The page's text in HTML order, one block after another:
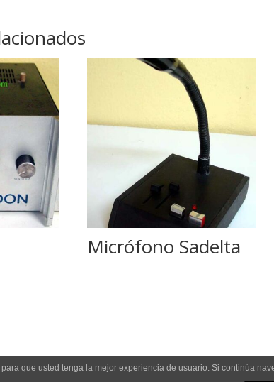
Micrófono Sadelta
que usted tenga la mejor experiencia de usuario. Si continúa